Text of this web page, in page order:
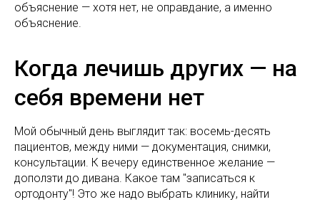
объяснение — хотя нет, не оправдание, а именно
объяснение.
Когда лечишь других — на
себя времени нет
Мой обычный день выглядит так: восемь-десять
пациентов, между ними — документация, снимки,
консультации. К вечеру единственное желание —
доползти до дивана. Какое там "записаться к
ортодонту"! Это же надо выбрать клинику, найти